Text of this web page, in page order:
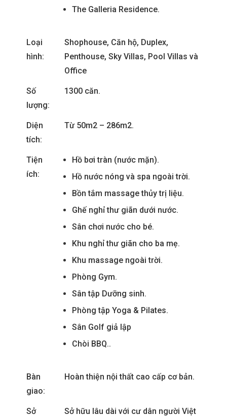
The Galleria Residence.
Loại
hình:
Shophouse, Căn hộ, Duplex,
Penthouse, Sky Villas, Pool Villas và
Office
Số
lượng:
1300 căn.
Diện
tích:
Từ 50m2 – 286m2.
Tiện
ích:
Hồ bơi tràn (nước mặn).
Hồ nước nóng và spa ngoài trời.
Bồn tắm massage thủy trị liệu.
Ghế nghỉ thư giãn dưới nước.
Sân chơi nước cho bé.
Khu nghỉ thư giãn cho ba mẹ.
Khu massage ngoài trời.
Phòng Gym.
Sân tập Dưỡng sinh.
Phòng tập Yoga & Pilates.
Sân Golf giả lập
Chòi BBQ..
Bàn
giao:
Hoàn thiện nội thất cao cấp cơ bản.
Sở Sở hữu lâu dài với cư dân người Việt